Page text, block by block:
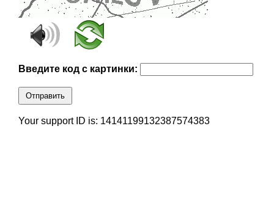
Введите код с картинки:
Отправить
Your support ID is: 14141199132387574383